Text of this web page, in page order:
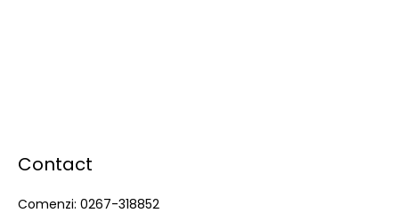
Contact
Comenzi: 0267-318852